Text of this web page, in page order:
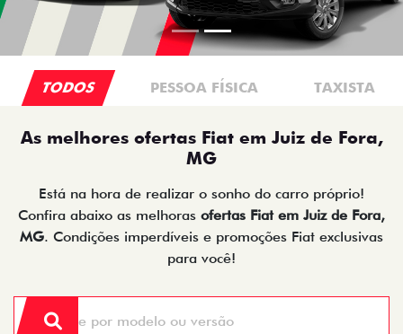
TODOS PESSOA FÍSICA TAXISTA
As melhores ofertas Fiat em Juiz de Fora,
MG
Está na hora de realizar o sonho do carro próprio!
Confira abaixo as melhoras ofertas Fiat em Juiz de Fora,
MG. Condições imperdíveis e promoções Fiat exclusivas
para você!